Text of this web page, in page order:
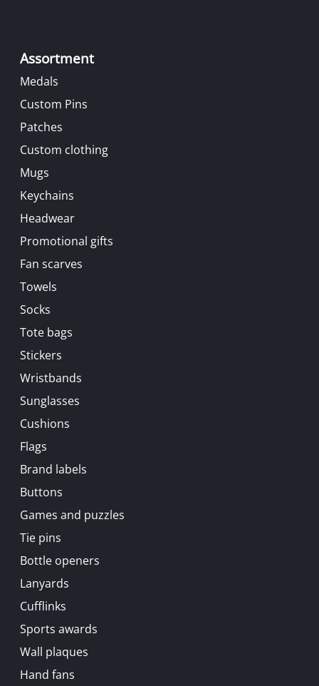
Assortment
Medals
Custom Pins
Patches
Custom clothing
Mugs
Keychains
Headwear
Promotional gifts
Fan scarves
Towels
Socks
Tote bags
Stickers
Wristbands
Sunglasses
Cushions
Flags
Brand labels
Buttons
Games and puzzles
Tie pins
Bottle openers
Lanyards
Cufflinks
Sports awards
Wall plaques
Hand fans